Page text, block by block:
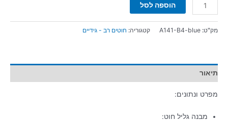
הוספה לסל
מק"ט: A141-B4-blue קטגוריה: חוטים רב - גידיים
תיאור
מפרט ונתונים:
מבנה גליל חוט: